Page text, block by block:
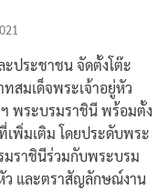
ประชาชน จัดตั้งโต๊ะ
สมเด็จพระเจ้าอยู่หัว
พระบรมราชินี พร้อมตั้ง
เพิ่มเติม โดยประดับพระ
มราชินีร่วมกับพระบรม
ว และตราสัญลักษณ์งาน